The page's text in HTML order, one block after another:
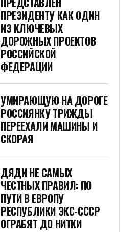
ПРЕЗИДЕНТУ КАК ОДИН
ИЗ КЛЮЧЕВЫХ
ДОРОЖНЫХ ПРОЕКТОВ
РОССИЙСКОЙ
ФЕДЕРАЦИИ
УМИРАЮЩУЮ НА ДОРОГЕ
РОССИЯНКУ ТРИЖДЫ
ПЕРЕЕХАЛИ МАШИНЫ И
СКОРАЯ
ДЯДИ НЕ САМЫХ
ЧЕСТНЫХ ПРАВИЛ: ПО
ПУТИ В ЕВРОПУ
РЕСПУБЛИКИ ЭКС-СССР
ОГРАБЯТ ДО НИТКИ